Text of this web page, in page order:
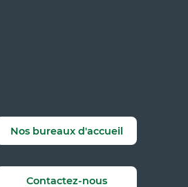
Nos bureaux d'accueil
Contactez-nous